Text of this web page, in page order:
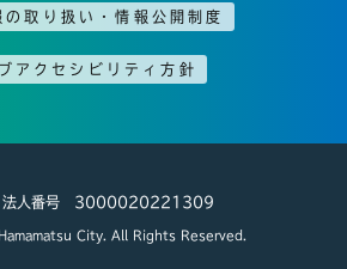
の取り扱い・情報公開制度
アクセシビリティ方針
法人番号 3000020221309
City. All Rights Reserved.